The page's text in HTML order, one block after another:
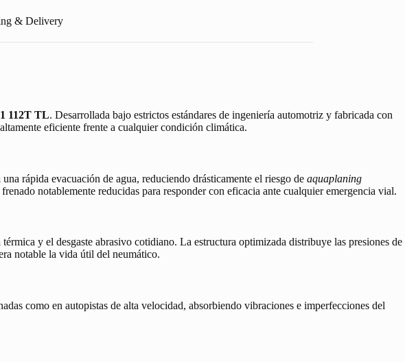
& Delivery
112T TL. Desarrollada bajo estrictos estándares de ingeniería automotriz y fabricada con
eficiente frente a cualquier condición climática.
rápida evacuación de agua, reduciendo drásticamente el riesgo de aquaplaning
notablemente reducidas para responder con eficacia ante cualquier emergencia vial.
y el desgaste abrasivo cotidiano. La estructura optimizada distribuye las presiones de
notable la vida útil del neumático.
como en autopistas de alta velocidad, absorbiendo vibraciones e imperfecciones del